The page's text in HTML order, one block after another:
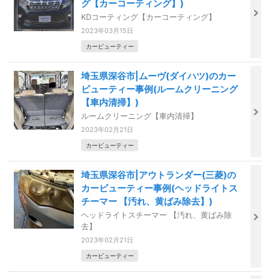
グ【カーコーティング】)
KDコーティング【カーコーティング】
2023年03月15日
カービューティー
埼玉県深谷市|ムーヴ(ダイハツ)のカー
ビューティー事例(ルームクリーニング
【車内清掃】)
ルームクリーニング【車内清掃】
2023年02月21日
カービューティー
埼玉県深谷市|アウトランダー(三菱)の
カービューティー事例(ヘッドライトス
チーマー 【汚れ、黄ばみ除去】)
ヘッドライトスチーマー 【汚れ、黄ばみ除
去】
2023年02月21日
カービューティー